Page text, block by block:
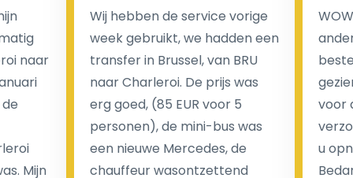
Een van de meest aantrekkelijke voordelen van
luchthaventaxi's is een vast tarief voor uw rit. In
tegenstelling tot traditionele taxi's met taxameter
brengen wij u geen extra kosten in rekening voor de
nachtrit.
We hebben geen ophaaltarief of extra kosten voor
wachttijd als uw vlucht vertraging heeft.
naar
Mijn
Wij hebben de service vorige
week gebruikt, we hadden een
transfer in Brussel, van BRU
naar Charleroi. De prijs was
erg goed, (85 EUR voor 5
personen), de mini-bus was
een nieuwe Mercedes, de
chauffeur wasontzettend
voor
u